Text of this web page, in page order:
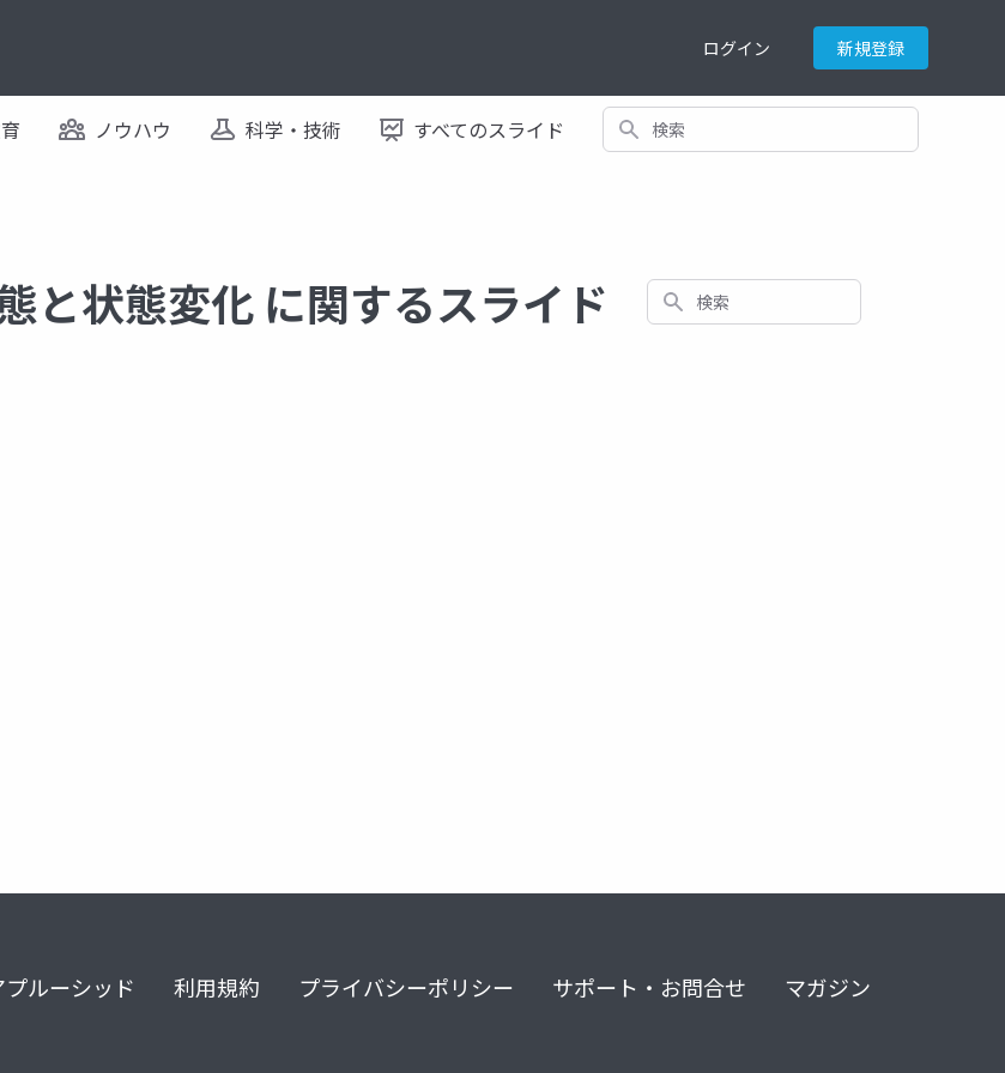
ログイン 新規登録
ノウハウ 科学・技術 すべてのスライド 検索
と状態変化 に関するスライド 検索
ルーシッド 利用規約 プライバシーポリシー サポート・お問合せ マガジン